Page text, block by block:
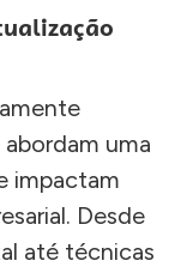
uma
impactam
Desde
até técnicas